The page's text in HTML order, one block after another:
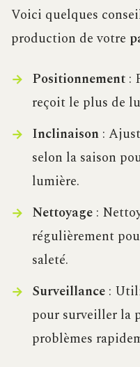
Voici quelques
production de votre
Positionnement:
reçoit le plus de
Inclinaison:
selon la saison
lumière.
Nettoyage:
régulièrement
saleté.
Surveillance:
pour surveiller la
problèmes